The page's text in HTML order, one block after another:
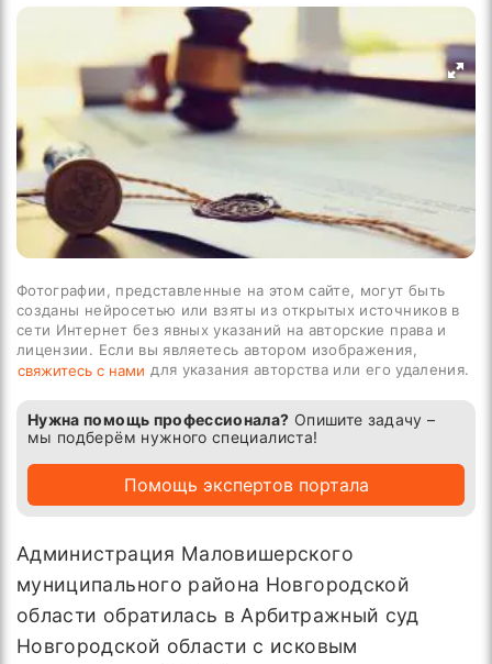
Фотографии, представленные на этом сайте, могут быть
созданы нейросетью или взяты из открытых источников в
сети Интернет без явных указаний на авторские права и
лицензии. Если вы являетесь автором изображения,
свяжитесь с нами для указания авторства или его удаления.
Нужна помощь профессионала? Опишите задачу –
мы подберём нужного специалиста!
Помощь экспертов портала
Администрация Маловишерского
муниципального района Новгородской
области обратилась в Арбитражный суд
Новгородской области с исковым